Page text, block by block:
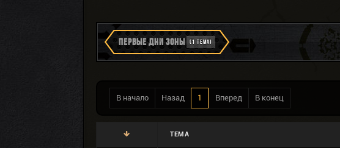
ПЕРВЫЕ ДНИ ЗОНЫ (1 ТЕМА)
В начало Назад 1 Вперед В конец
ТЕМА